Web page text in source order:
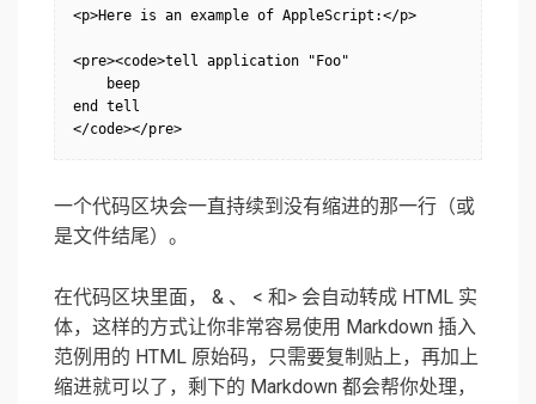
<p>Here is an example of AppleScript:</p>
<pre><code>tell application "Foo"
    beep
end tell
</code></pre>
一个代码区块会一直持续到没有缩进的那一行（或
是文件结尾）。
在代码区块里面， & 、 < 和> 会自动转成 HTML 实
体，这样的方式让你非常容易使用 Markdown 插入
范例用的 HTML 原始码，只需要复制贴上，再加上
缩进就可以了，剩下的 Markdown 都会帮你处理，